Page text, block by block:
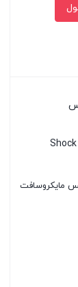
مایکروسافت